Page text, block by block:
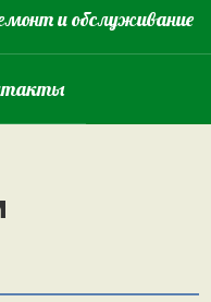
и обслуживание